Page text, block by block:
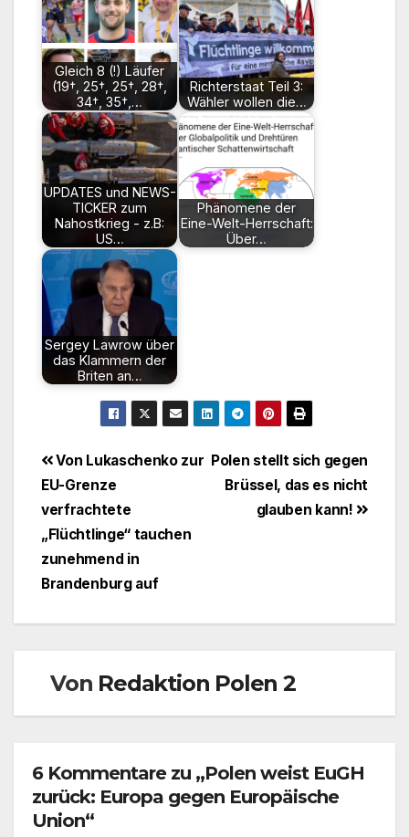
Gleich 8 (!) Läufer
(19†, 25†, 25†, 28†,
34†, 35†,…
Richterstaat Teil 3:
Wähler wollen die…
UPDATES und NEWS-
TICKER zum
Nahostkrieg - z.B:
US…
Phänomene der
Eine-Welt-Herrschaft:
Über…
Sergey Lawrow über
das Klammern der
Briten an…
Beitragsnavigation
Polen stellt sich gegen
Brüssel, das es nicht
glauben kann!
Von Lukaschenko zur
EU-Grenze
verfrachtete
„Flüchtlinge“ tauchen
zunehmend in
Brandenburg auf
Von Redaktion Polen 2
6 Kommentare zu „Polen weist EuGH
zurück: Europa gegen Europäische
Union“